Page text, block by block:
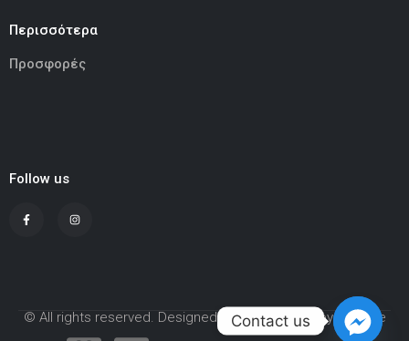
Περισσότερα
Προσφορές
Follow us
© All rights reserved. Designed and Developed by Adcode
Contact us